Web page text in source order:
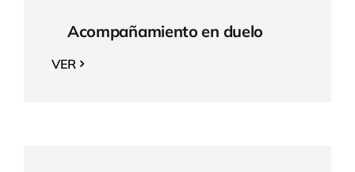
Acompañamiento en duelo
VER